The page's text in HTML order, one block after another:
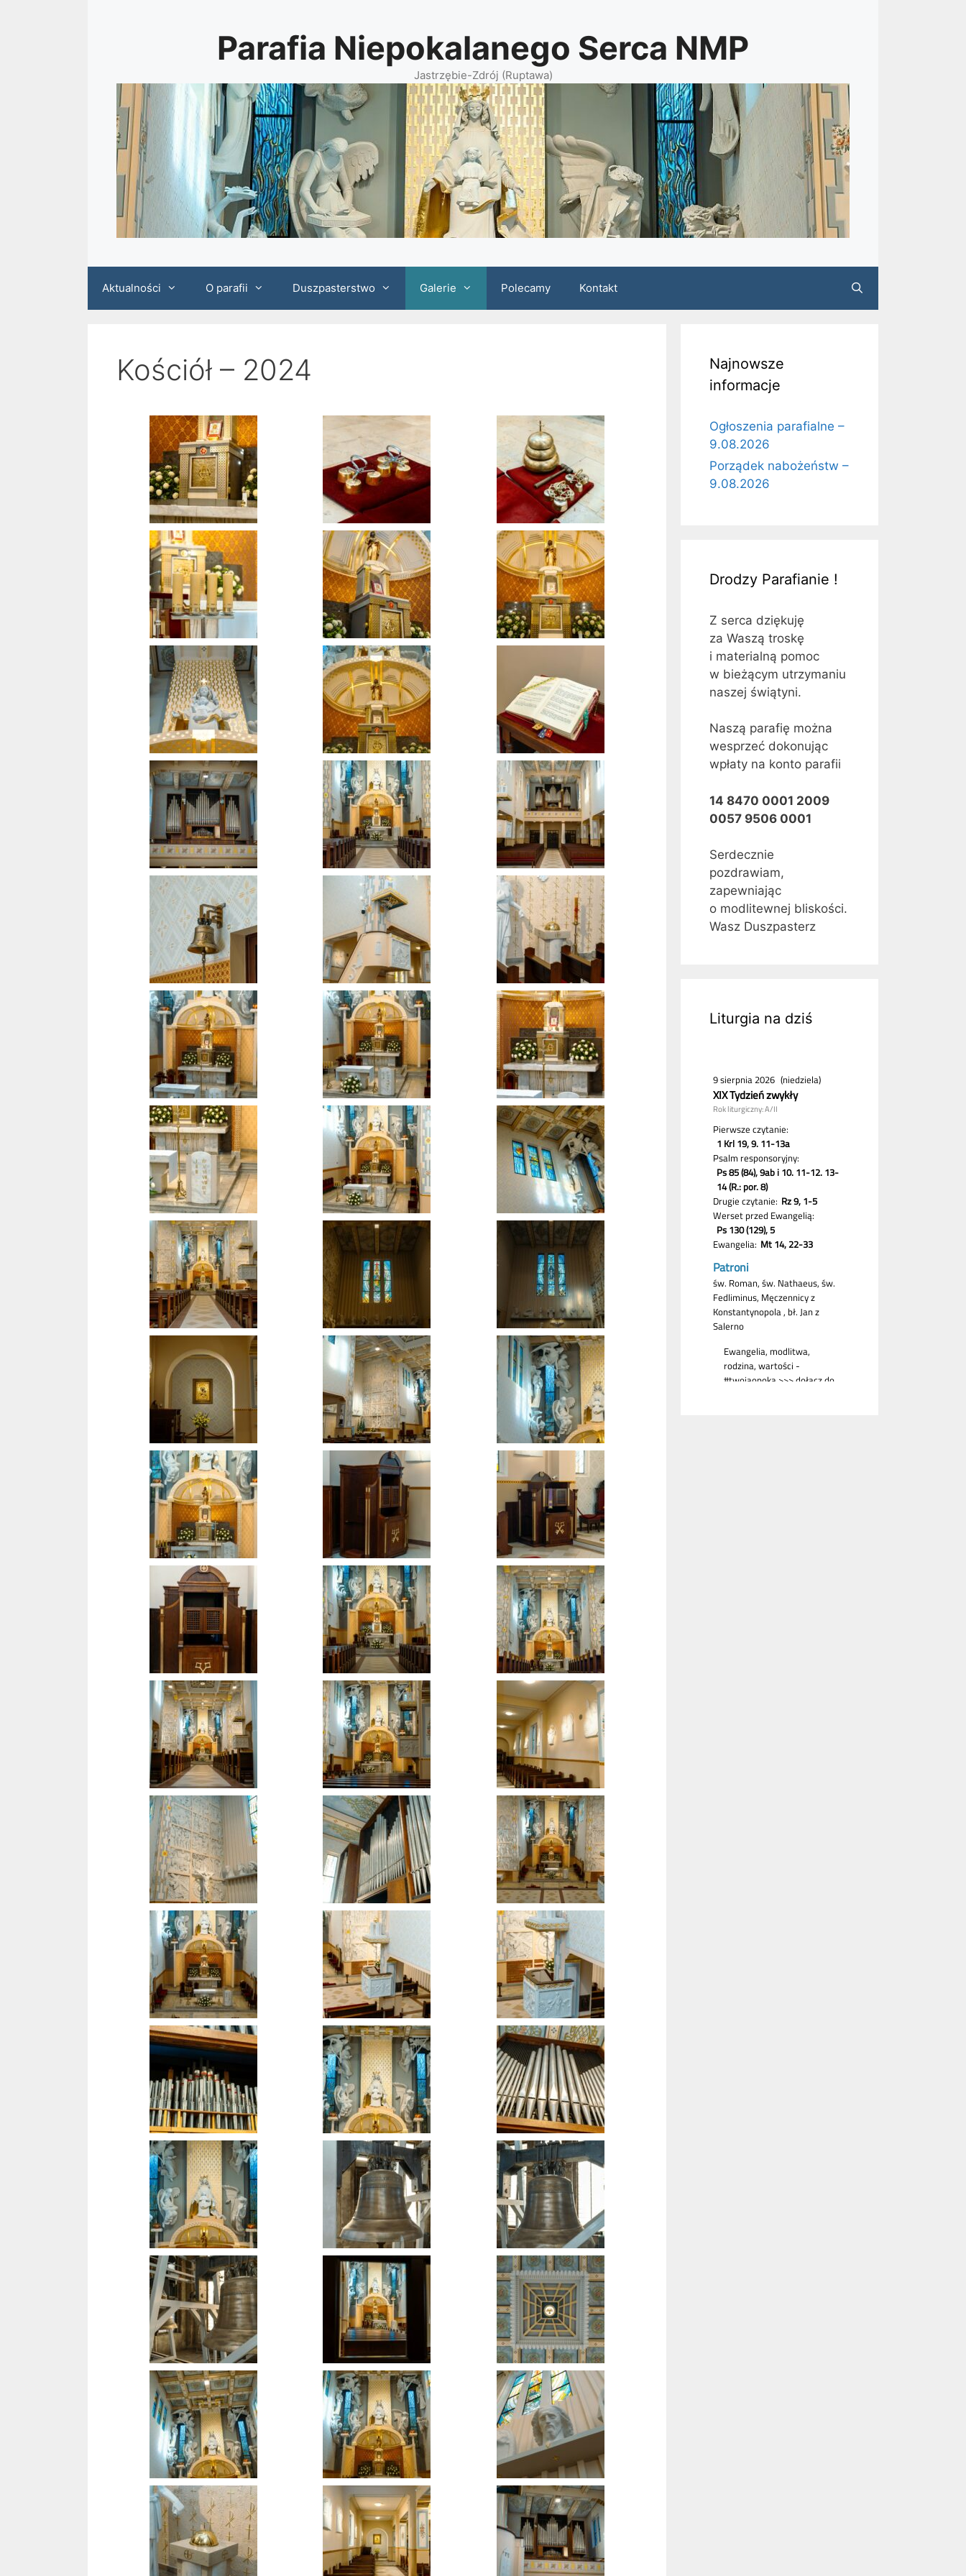
Parafia Niepokalanego Serca NMP
Jastrzębie-Zdrój (Ruptawa)
Aktualności O parafii Duszpasterstwo Galerie Polecamy Kontakt
Kościół – 2024
Najnowsze
informacje
Ogłoszenia parafialne –
9.08.2026
Porządek nabożeństw –
9.08.2026
Drodzy Parafianie !
Z serca dziękuję
za Waszą troskę
i materialną pomoc
w bieżącym utrzymaniu
naszej świątyni.
Naszą parafię można
wesprzeć dokonując
wpłaty na konto parafii
14 8470 0001 2009
0057 9506 0001
Serdecznie
pozdrawiam,
zapewniając
o modlitewnej bliskości.
Wasz Duszpasterz
Liturgia na dziś